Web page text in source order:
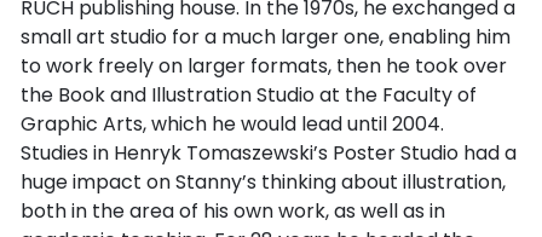
RUCH publishing house. In the 1970s, he exchanged a
small art studio for a much larger one, enabling him
to work freely on larger formats, then he took over
the Book and Illustration Studio at the Faculty of
Graphic Arts, which he would lead until 2004.
Studies in Henryk Tomaszewski’s Poster Studio had a
huge impact on Stanny’s thinking about illustration,
both in the area of his own work, as well as in